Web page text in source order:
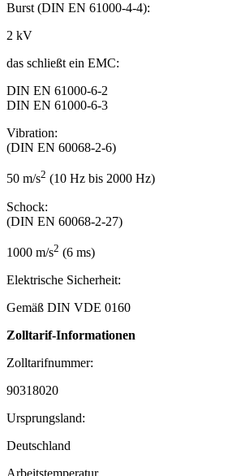
Burst (DIN EN 61000-4-4):
2 kV
das schließt ein EMC:
DIN EN 61000-6-2
DIN EN 61000-6-3
Vibration:
(DIN EN 60068-2-6)
50 m/s2 (10 Hz bis 2000 Hz)
Schock:
(DIN EN 60068-2-27)
1000 m/s2 (6 ms)
Elektrische Sicherheit:
Gemäß DIN VDE 0160
Zolltarif-Informationen
Zolltarifnummer:
90318020
Ursprungsland:
Deutschland
Arbeitstemperatur